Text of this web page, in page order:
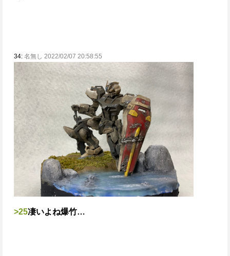
34: 名無し 2022/02/07 20:58:55
>25凄いよね爆竹…